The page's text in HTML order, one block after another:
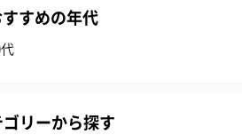
すめの年代
リーから探す